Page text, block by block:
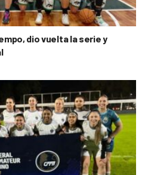
dio vuelta la serie y